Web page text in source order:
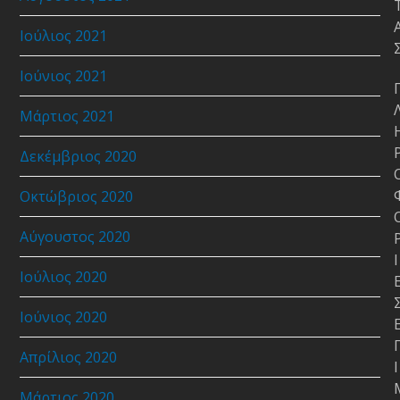
Ιούλιος 2021
Ιούνιος 2021
Μάρτιος 2021
Δεκέμβριος 2020
Οκτώβριος 2020
Αύγουστος 2020
Ιούλιος 2020
Ιούνιος 2020
Απρίλιος 2020
Ι
Ι